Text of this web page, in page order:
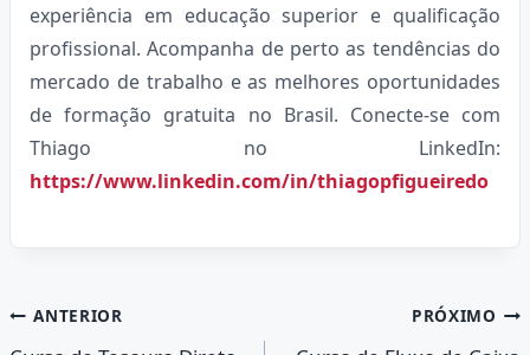
experiência em educação superior e qualificação
profissional. Acompanha de perto as tendências do
mercado de trabalho e as melhores oportunidades
de formação gratuita no Brasil. Conecte-se com
Thiago no LinkedIn:
https://www.linkedin.com/in/thiagopfigueiredo
Navegação
ANTERIOR PRÓXIMO